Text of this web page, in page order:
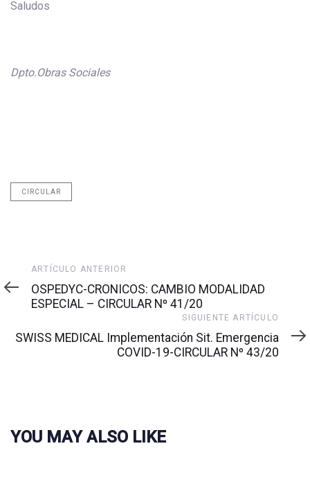
Saludos
Dpto.Obras Sociales
CIRCULAR
Artículo
anterior
ARTÍCULO ANTERIOR
OSPEDYC-CRONICOS: CAMBIO MODALIDAD
ESPECIAL – CIRCULAR Nº 41/20
artículo
SIGUIENTE ARTÍCULO
SWISS MEDICAL Implementación Sit. Emergencia
COVID-19-CIRCULAR Nº 43/20
YOU MAY ALSO LIKE